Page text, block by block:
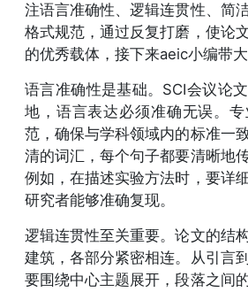
注语言准确性、逻辑连贯性、简
格式规范，通过反复打磨，使论
的优秀载体，接下来aeic小编带大
语言准确性是基础。SCI会议论
地，语言表达必须准确无误。
范，确保与学科领域内的标准一
清的词汇，每个句子都要清晰地
例如，在描述实验方法时，要详
研究者能够准确复现。
逻辑连贯性至关重要。论文的结
建筑，各部分紧密相连。从引言
要围绕中心主题展开，段落之间